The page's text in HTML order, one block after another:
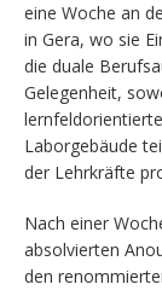
eine Woche an
in Gera, wo sie
die duale
Gelegenheit,
Laborgebäude
der Lehrkräfte
Nach einer
absolvierten
den